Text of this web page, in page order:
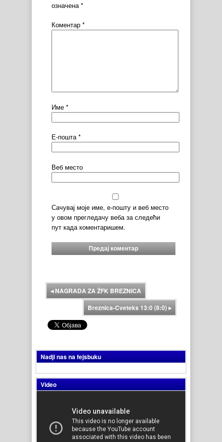
означена *
Коментар *
Име *
Е-пошта*
Веб место
Сачувај моје име, е-пошту и веб место
у овом прегледачу веба за следећи
пут када коментаришем.
◂NAGRADA ZA ŽFK BREZNICA
Breznica-Cveteks 13:0 (8:0)▸
Nadji nas na fejsbuku
Video